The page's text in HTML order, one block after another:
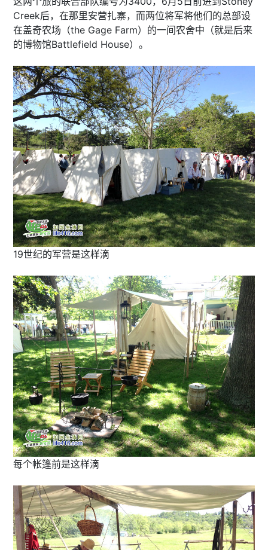
Creek后，在那里安营扎寨，而两位将军将他们的总部设
在盖奇农场（the Gage Farm）的一间农舍中（就是后来
的博物馆Battlefield House）。
19世纪的军营是这样滴
每个帐篷前是这样滴